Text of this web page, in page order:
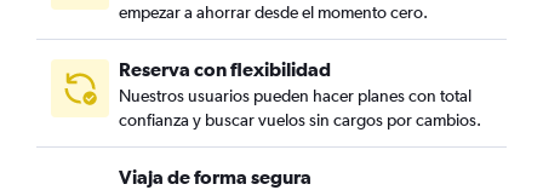
empezar a ahorrar desde el momento cero.
Reserva con flexibilidad
Nuestros usuarios pueden hacer planes con total
confianza y buscar vuelos sin cargos por cambios.
Viaja de forma segura